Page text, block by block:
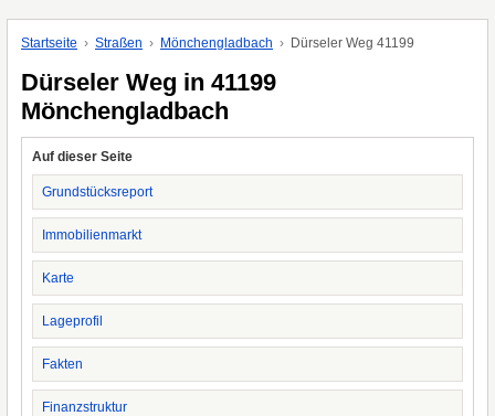
Startseite Straßen Mönchengladbach Dürseler Weg 41199
Dürseler Weg in 41199
Mönchengladbach
Auf dieser Seite
Grundstücksreport
Immobilienmarkt
Karte
Lageprofil
Fakten
Finanzstruktur